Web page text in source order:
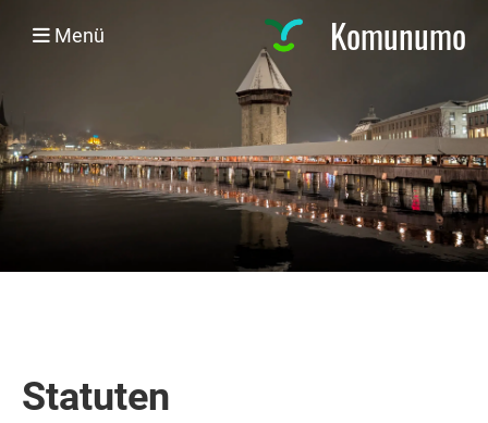
Komunumo
Menü
Statuten